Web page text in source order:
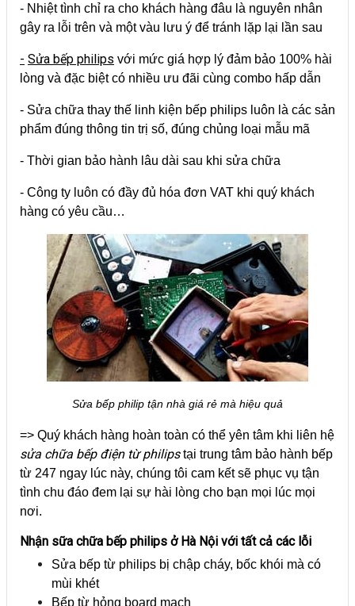
- Nhiệt tình chỉ ra cho khách hàng đâu là nguyên nhân
gây ra lỗi trên và một vàu lưu ý để tránh lặp lại lần sau
- Sửa bếp philips với mức giá hợp lý đảm bảo 100% hài
lòng và đặc biệt có nhiều ưu đãi cùng combo hấp dẫn
- Sửa chữa thay thế linh kiện bếp philips luôn là các sản
phẩm đúng thông tin trị số, đúng chủng loại mẫu mã
- Thời gian bảo hành lâu dài sau khi sửa chữa
- Công ty luôn có đầy đủ hóa đơn VAT khi quý khách
hàng có yêu cầu…
Sửa bếp philip tận nhà giá rẻ mà hiệu quả
=> Quý khách hàng hoàn toàn có thể yên tâm khi liên hệ
sửa chữa bếp điện từ philipstại trung tâm bảo hành bếp
từ 247 ngay lúc này, chúng tôi cam kết sẽ phục vụ tận
tình chu đáo đem lại sự hài lòng cho bạn mọi lúc mọi
nơi.
Nhận sữa chữa bếp philips ở Hà Nội với tất cả các lỗi
Sửa bếp từ philips bị chập cháy, bốc khói mà có
mùi khét
Bếp từ hỏng board mạch